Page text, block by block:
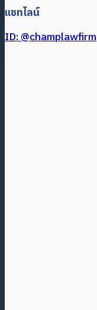
แชทไลน์
ID: @champlawfirm